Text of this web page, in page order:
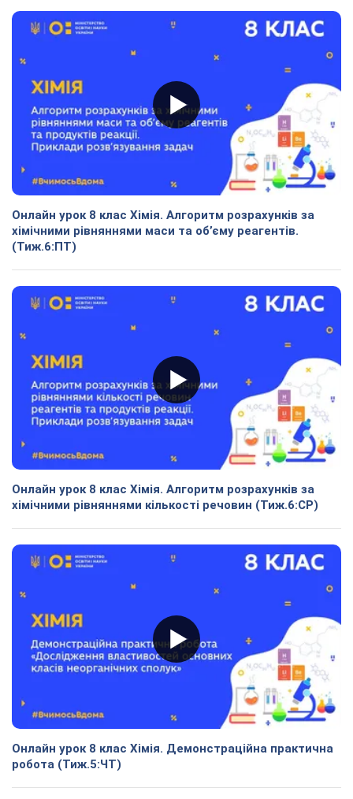
Онлайн урок 8 клас Хімія. Алгоритм розрахунків за
хімічними рівняннями маси та об’єму реагентів.
(Тиж.6:ПТ)
Онлайн урок 8 клас Хімія. Алгоритм розрахунків за
хімічними рівняннями кількості речовин (Тиж.6:СР)
Онлайн урок 8 клас Хімія. Демонстраційна практична
робота (Тиж.5:ЧТ)